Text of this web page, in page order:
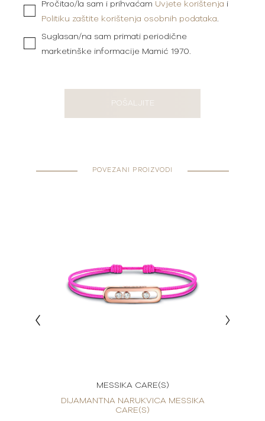
Pročitao/la sam i prihvaćam Uvjete korištenja i
Politiku zaštite korištenja osobnih podataka.
Suglasan/na sam primati periodične
marketinške informacije Mamić 1970.
POŠALJITE
POVEZANI PROIZVODI
MESSIKA CARE(S)
DIJAMANTNA NARUKVICA MESSIKA
CARE(S)